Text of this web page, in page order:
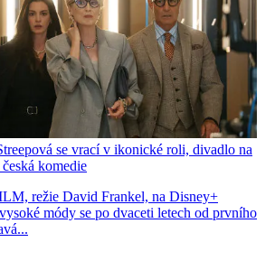
se vrací v ikonické roli, divadlo na
komedie
režie David Frankel, na Disney+
módy se po dvaceti letech od prvního